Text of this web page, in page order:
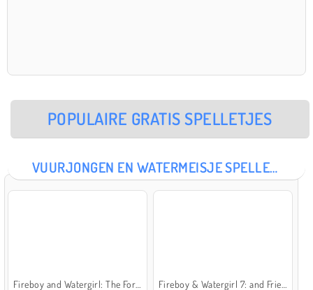
POPULAIRE GRATIS SPELLETJES
VUURJONGEN EN WATERMEISJE SPELLETJES